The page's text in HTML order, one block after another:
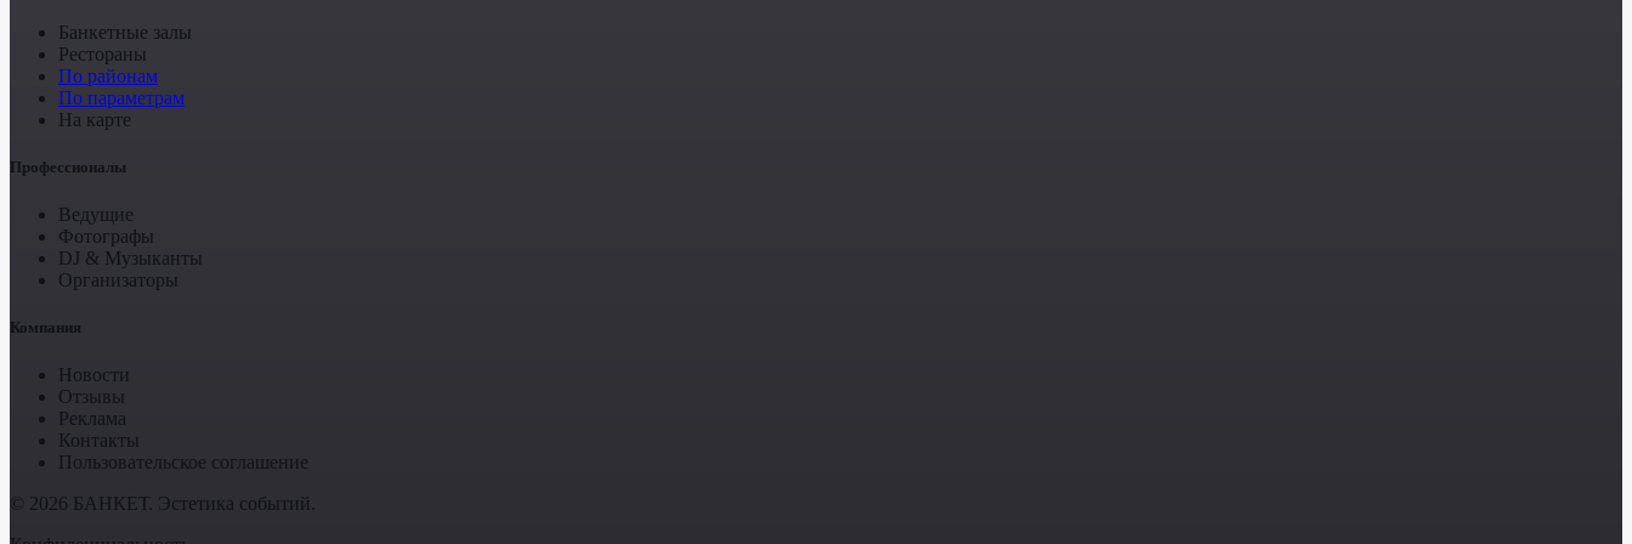
Банкетные залы
Рестораны
По районам
По параметрам
На карте
Профессионалы
Ведущие
Фотографы
DJ & Музыканты
Организаторы
Компания
Новости
Отзывы
Реклама
Контакты
Пользовательское соглашение
© 2026 БАНКЕТ. Эстетика событий.